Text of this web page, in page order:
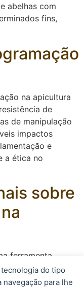
do tipo
para lhe
abelhas com
fins,
na apicultura
de
de manipulação
impactos
e
a ética no
sobre
ferramenta
das abelhas e
Com o